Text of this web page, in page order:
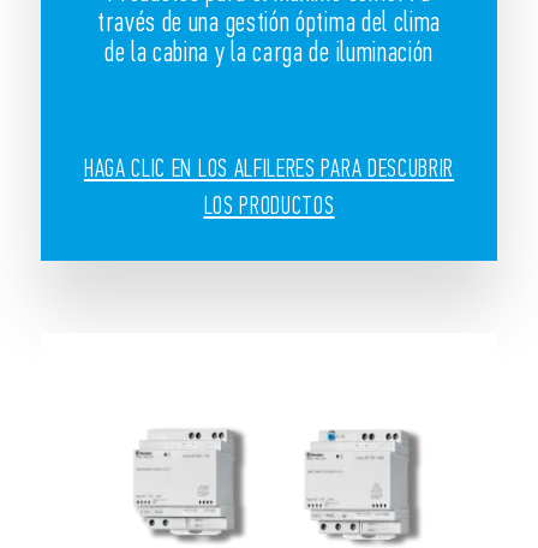
través de una gestión óptima del clima
de la cabina y la carga de iluminación
HAGA CLIC EN LOS ALFILERES PARA DESCUBRIR
LOS PRODUCTOS